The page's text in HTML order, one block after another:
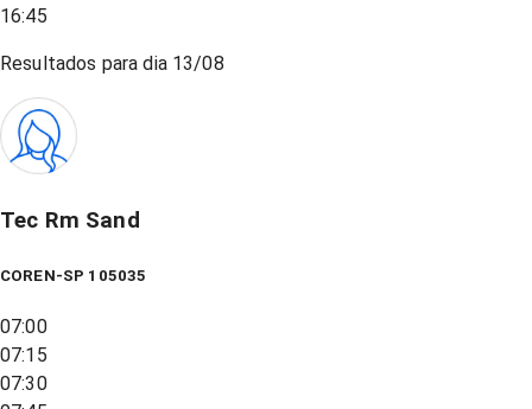
16:45
Resultados para dia 13/08
Tec Rm Sand
COREN-SP 105035
07:00
07:15
07:30